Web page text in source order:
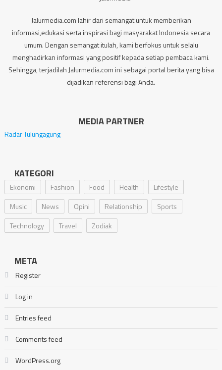
Jalurmedia.com lahir dari semangat untuk memberikan
informasi,edukasi serta inspirasi bagi masyarakat Indonesia secara
umum. Dengan semangat itulah, kami berfokus untuk selalu
menghadirkan informasi yang positif kepada setiap pembaca kami.
Sehingga, terjadilah Jalurmedia.com ini sebagai portal berita yang bisa
dijadikan referensi bagi Anda.
MEDIA PARTNER
Radar Tulungagung
KATEGORI
Ekonomi Fashion Food Health
Lifestyle
Music
News Opini Relationship
Sports
Technology
Travel Zodiak
META
Register
Log in
Entries feed
Comments feed
WordPress.org